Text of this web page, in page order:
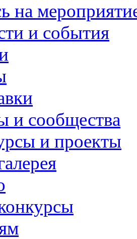
на
и события
и сообщества
и проекты